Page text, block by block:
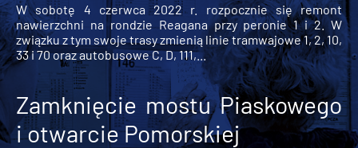
W sobotę 4 czerwca 2022 r. rozpocznie się remont
nawierzchni na rondzie Reagana przy peronie 1 i 2. W
związku z tym swoje trasy zmienią linie tramwajowe 1, 2, 10,
33 i 70 oraz autobusowe C, D, 111,...
Zamknięcie mostu Piaskowego
i otwarcie Pomorskiej